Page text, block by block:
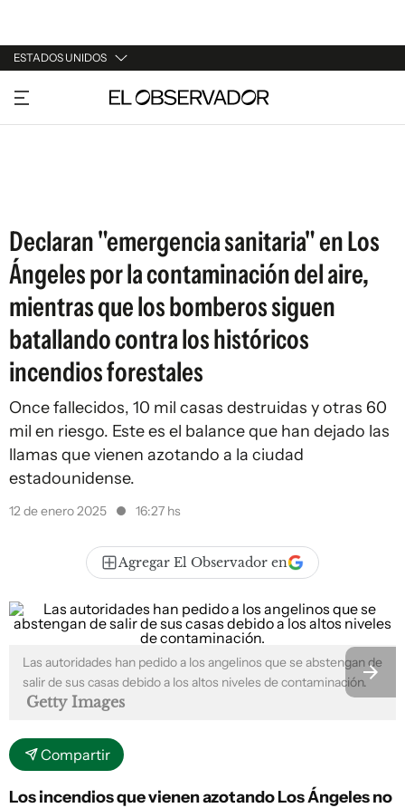
ESTADOS UNIDOS
URUGUAY
ARGENTINA
Declaran "emergencia sanitaria" en Los
Ángeles por la contaminación del aire,
mientras que los bomberos siguen
batallando contra los históricos
incendios forestales
Once fallecidos, 10 mil casas destruidas y otras 60
mil en riesgo. Este es el balance que han dejado las
llamas que vienen azotando a la ciudad
estadounidense.
12 de enero 2025 16:27 hs
Agregar El Observador en
Las autoridades han pedido a los angelinos que se abstengan de
salir de sus casas debido a los altos niveles de contaminación.
Getty Images
Compartir
Los incendios que vienen azotando Los Ángeles no